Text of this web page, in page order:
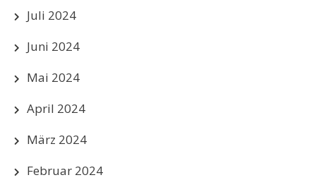
Juli 2024
Juni 2024
Mai 2024
April 2024
März 2024
Februar 2024